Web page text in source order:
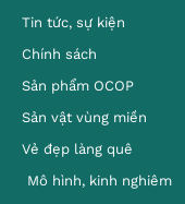
Tin tức, sự kiện
Chính sách
Sản phẩm OCOP
Sản vật vùng miền
Vẻ đẹp làng quê
Mô hình, kinh nghiêm